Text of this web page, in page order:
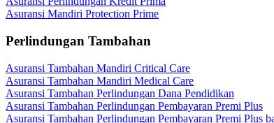
Asuransi Mandiri Protection Prime
Perlindungan Tambahan
Asuransi Tambahan Mandiri Critical Care
Asuransi Tambahan Mandiri Medical Care
Asuransi Tambahan Perlindungan Dana Pendidikan
Asuransi Tambahan Perlindungan Pembayaran Premi Plus
Asuransi Tambahan Perlindungan Pembayaran Premi Plus